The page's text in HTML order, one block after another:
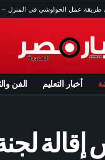
مشوار نانت في الدوري
حفل زفاف توم هولاند
الخامسة من ملفات الأجسام
يبحث عن استعادة الانتصارات أمام
مقتل ثلاثة أشخاص في هجوم روسي
أميركا تشدد قيود السفر من
أخبار التعليم الفن